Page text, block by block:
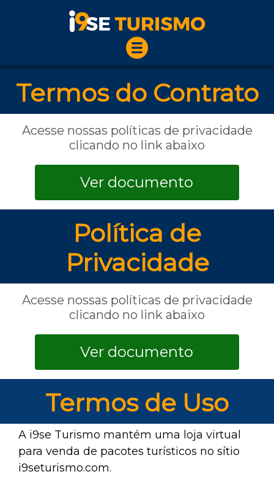
Termos do Contrato
Acesse nossas políticas de privacidade
clicando no link abaixo
Ver documento
Política de
Privacidade
Acesse nossas políticas de privacidade
clicando no link abaixo
Ver documento
Termos de Uso
A i9se Turismo mantém uma loja virtual
para venda de pacotes turísticos no sítio
i9seturismo.com.